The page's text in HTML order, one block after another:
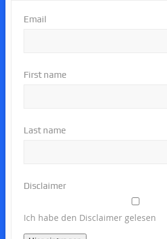
Email
First name
Last name
Disclaimer
Ich habe den Disclaimer gelesen